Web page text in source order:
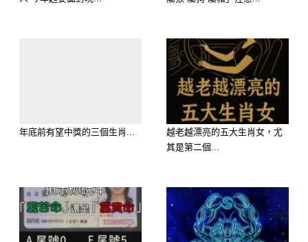
年底前有望中獎的三個生肖...
越老越漂亮的五大生肖女，尤
其是第二個...